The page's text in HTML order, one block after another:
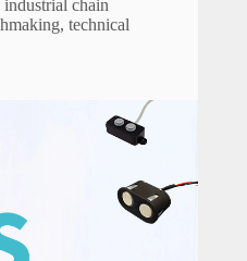
industrial chain
technical